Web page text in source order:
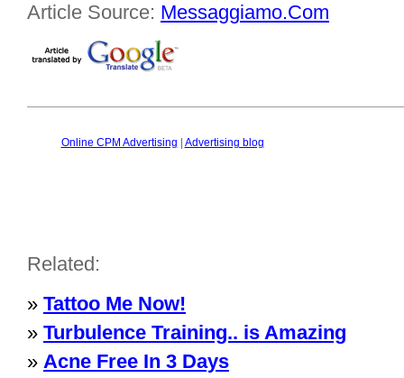
Article Source: Messaggiamo.Com
Online CPM Advertising Advertising blog
Related:
» Tattoo Me Now!
» Turbulence Training.. is Amazing
» Acne Free In 3 Days